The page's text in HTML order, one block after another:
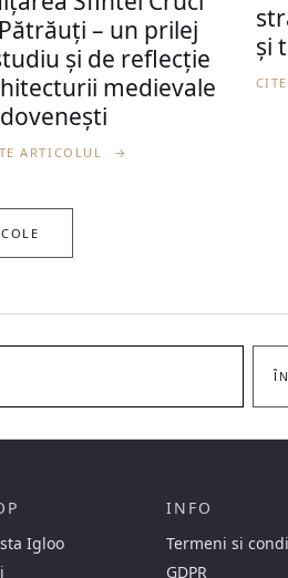
– un prilej
și de reflecție
medievale
ARTICOLUL →
și
Igloo
INFO
Termeni si
GDPR